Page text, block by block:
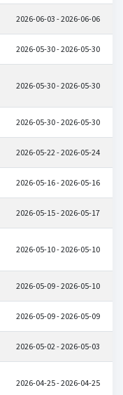
2026-06-03 - 2026-06-06
2026-05-30 - 2026-05-30
2026-05-30 - 2026-05-30
2026-05-30 - 2026-05-30
2026-05-22 - 2026-05-24
2026-05-16 - 2026-05-16
2026-05-15 - 2026-05-17
2026-05-10 - 2026-05-10
2026-05-09 - 2026-05-10
2026-05-09 - 2026-05-09
2026-05-02 - 2026-05-03
2026-04-25 - 2026-04-25